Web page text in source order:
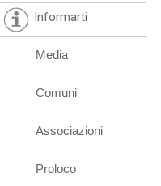
Informarti
Media
Comuni
Associazioni
Proloco